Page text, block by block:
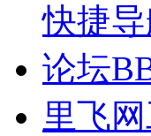
快捷
论坛
里飞